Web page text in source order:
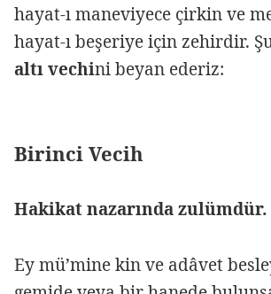
hayat-ı maneviyece çirkin ve
hayat-ı beşeriye için zehirdir.
altı vechini beyan ederiz:
Birinci Vecih
Hakikat nazarında zulümdür.
Ey mü’mine kin ve adâvet